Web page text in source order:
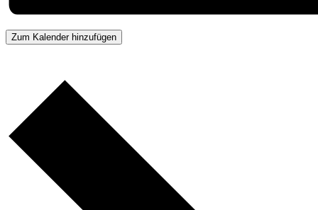
Zum Kalender hinzufügen